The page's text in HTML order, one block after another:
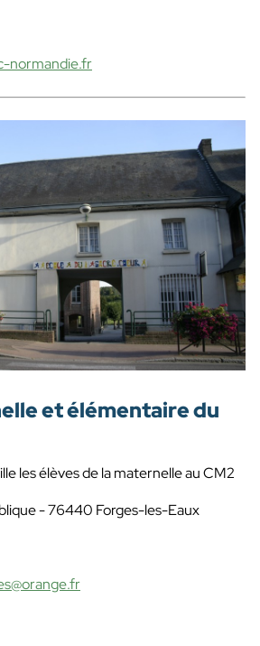
normandie.fr
et élémentaire du
les élèves de la maternelle au CM2
- 76440 Forges-les-Eaux